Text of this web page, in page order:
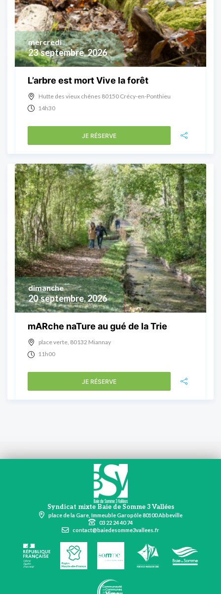
23 septembre, 2026
mercredi
L’arbre est mort Vive la forêt
Hutte des vieux chênes 80150 Crécy-en-Ponthieu
14h30
JE RÉSERVE
20 septembre, 2026
dimanche
mARche naTure au gué de la Trie
place verte, 80132 Miannay
11h00
JE RÉSERVE
Syndicat mixte Baie de Somme 3 Vallées
place de la Gare, Immeuble Garopôle 80100 Abbeville
03 22 24 40 74
contact@baiedesomme3vallees.fr